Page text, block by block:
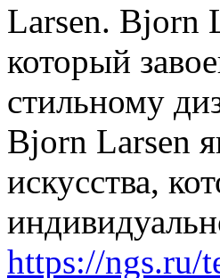
Larsen. Bjorn
который
стильному
Bjorn Larsen
искусства,
https://ngs.ru/